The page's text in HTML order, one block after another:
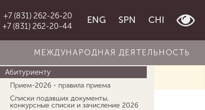
+7 (831) 262-26-20
+7 (831) 262-20-44
ENG SPN CHI
МЕЖДУНАРОДНАЯ ДЕЯТЕЛЬНОСТЬ
Об университете
Абитуриенту
Прием-2026 - правила приема
Списки подавших документы,
конкурсные списки и зачисление 2026